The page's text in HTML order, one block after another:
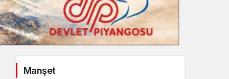
Manşet